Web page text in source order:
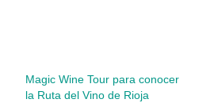
Magic Wine Tour para conocer
la Ruta del Vino de Rioja